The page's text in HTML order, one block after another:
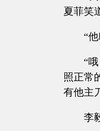
夏菲笑
“
“
照正常
有他主
李